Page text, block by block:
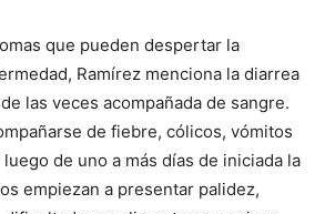
que pueden despertar la
Ramírez menciona la diarrea
las veces acompañada de sangre.
de fiebre, cólicos, vómitos
de uno a más días de iniciada la
empiezan a presentar palidez,